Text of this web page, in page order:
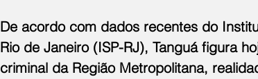
De acordo com dados recentes do
Rio de Janeiro (ISP-RJ), Tanguá figura
criminal da Região Metropolitana,